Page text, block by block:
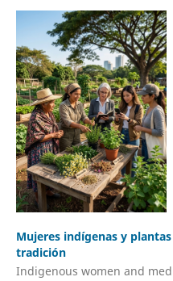
Mujeres indígenas y
tradición
Indigenous women and